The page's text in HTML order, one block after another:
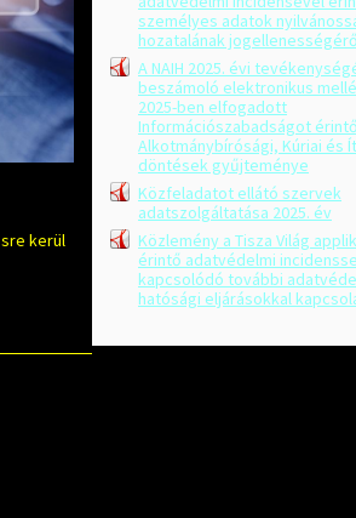
kerül
személyes adatok
hozatalának
A NAIH 2025. évi
beszámoló elektronikus
2025-ben elfogadott
Információszabadságot érintő
Alkotmánybírósági, Kúriai és
döntések gyűjteménye
Közfeladatot ellátó szervek
adatszolgáltatása 2025. év
Közlemény a Tisza Világ
érintő adatvédelmi
kapcsolódó további
hatósági eljárásokkal